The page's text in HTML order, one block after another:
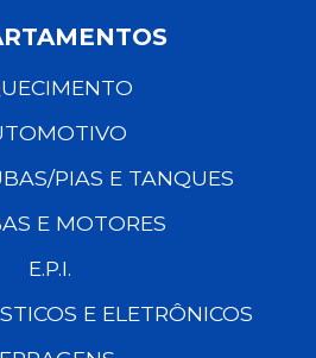
PIAS E TANQUES
E MOTORES
E.P.I.
E ELETRÔNICOS